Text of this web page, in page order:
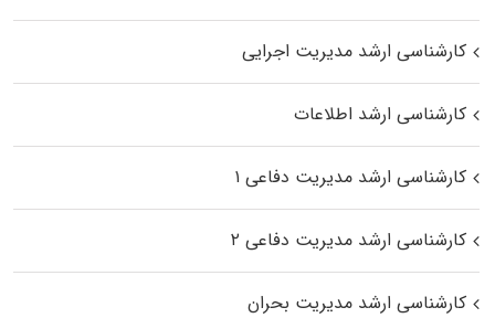
کارشناسی ارشد مدیریت اجرایی
کارشناسی ارشد اطلاعات
کارشناسی ارشد مدیریت دفاعی ۱
کارشناسی ارشد مدیریت دفاعی ۲
کارشناسی ارشد مدیریت بحران